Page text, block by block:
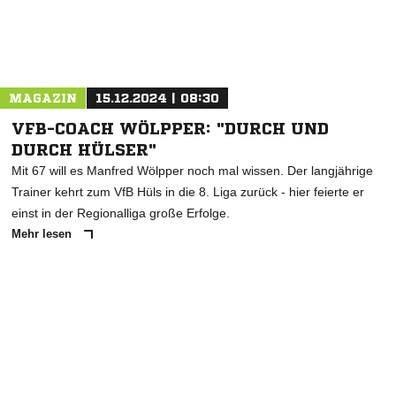
MAGAZIN 15.12.2024 | 08:30
VFB-COACH WÖLPPER: "DURCH UND
DURCH HÜLSER"
Mit 67 will es Manfred Wölpper noch mal wissen. Der langjährige
Trainer kehrt zum VfB Hüls in die 8. Liga zurück - hier feierte er
einst in der Regionalliga große Erfolge.
Mehr lesen